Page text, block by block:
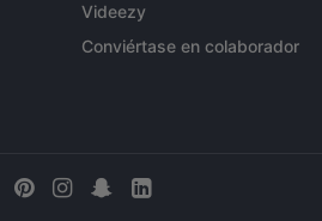
Videezy
Conviértase en colaborador